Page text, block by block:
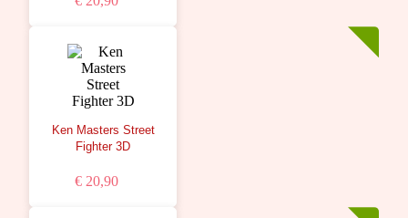
Ken Masters Street
Fighter 3D
€ 20,90